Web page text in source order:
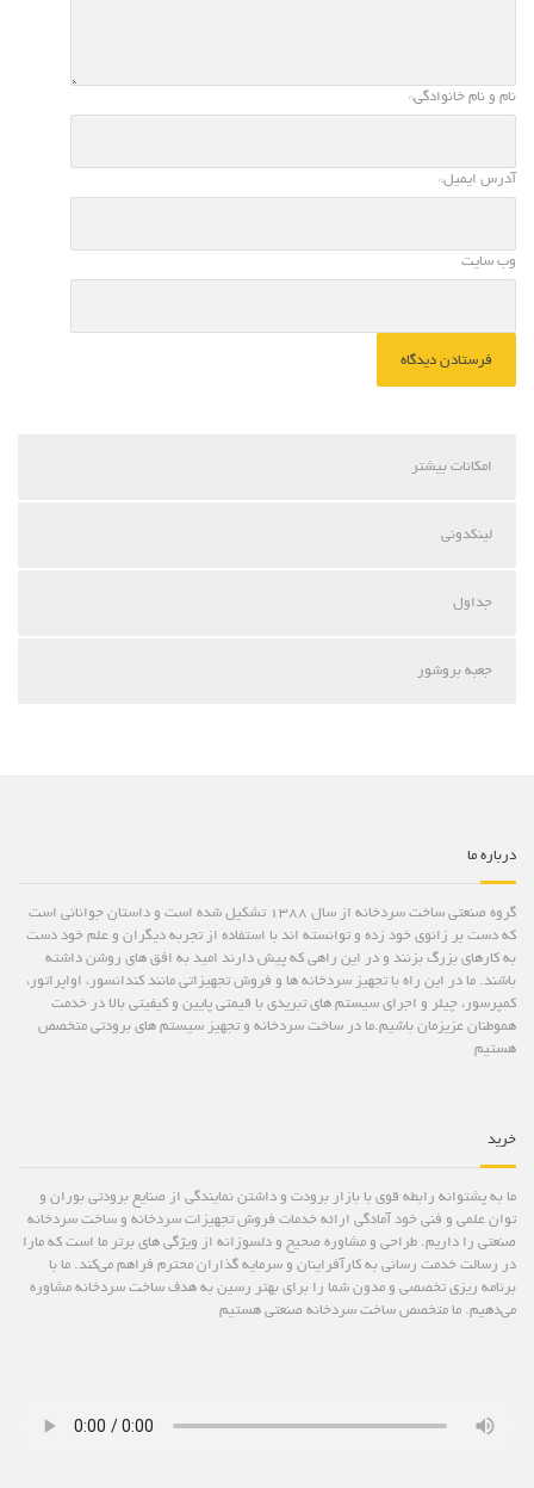
نام و نام خانوادگی*
آدرس ایمیل*
وب سایت
امکانات بیشتر
لینکدونی
جداول
جعبه بروشور
درباره ما
گروه صنعتی ساخت سردخانه از سال ۱۳۸۸ تشکیل شده است و داستان جوانانی است
که دست بر زانوی خود زده و توانسته اند با استفاده از تجربه دیگران و علم خود دست
به کارهای بزرگ بزنند و در این راهی که پیش دارند امید به افق های روشن داشته
باشند. ما در این راه با تجهیز سردخانه ها و فروش تجهیزاتی مانند کندانسور، اواپراتور،
کمپرسور، چیلر و اجرای سیستم های تبریدی با قیمتی پایین و کیفیتی بالا در خدمت
هموطنان عزیزمان باشیم.ما در ساخت سردخانه و تجهیز سیستم های برودتی متخصص
هستیم
خرید
ما به پشتوانه رابطه قوی با بازار برودت و داشتن نمایندگی از صنایع برودتی بوران و
توان علمی و فنی خود آمادگی ارائه خدمات فروش تجهیزات سردخانه و ساخت سردخانه
صنعتی را داریم. طراحی و مشاوره صحیح و دلسوزانه از ویژگی های برتر ما است که مارا
در رسالت خدمت رسانی به کارآفراینان و سرمایه گذاران محترم فراهم می‌کند. ما با
برنامه ریزی تخصصی و مدون شما را برای بهتر رسین به هدف ساخت سردخانه مشاوره
می‌دهیم. ما متخصص ساخت سردخانه صنعتی هستیم